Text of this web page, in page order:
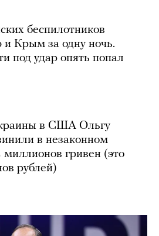
беспилотников
и Крым за одну ночь.
под удар опять попал
в США Ольгу
в незаконном
гривен (это
рублей)